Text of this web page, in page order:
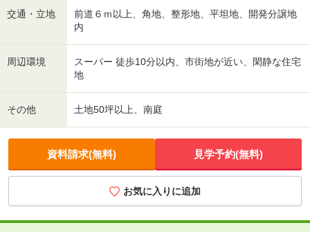
交通・立地
前道６ｍ以上、角地、整形地、平坦地、開発分譲地
内
周辺環境
スーパー 徒歩10分以内、市街地が近い、閑静な住宅
地
その他 土地50坪以上、南庭
資料請求(無料) 見学予約(無料)
お気に入りに追加